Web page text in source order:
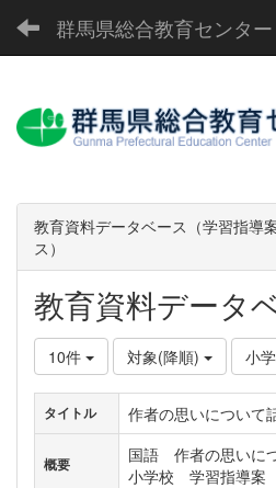
群馬県総合教育センター
教育資料データベース（学習指導
ス）
教育資料データ
10件 対象(降順) 小
タイトル 作者の思いについて
概要
国語 作者の思いに
小学校 学習指導